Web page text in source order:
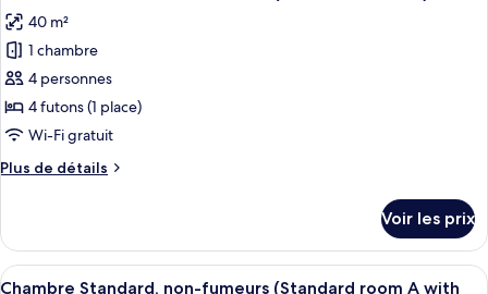
(Deluxe
room
B)
Chambre
Deluxe,
non-
fumeurs
(Deluxe
room
B)
les
photos
pour
ce
type
chambre :
non-
fumeurs
40 m²
1 chambre
4 personnes
4 futons (1 place)
Wi-Fi gratuit
Plus de détails
Plus
le
type
de
Voir les prix
Afficher
Une pièce comprenant un lit, un
10
Chambre Standard, non-fumeurs (Standard room A with